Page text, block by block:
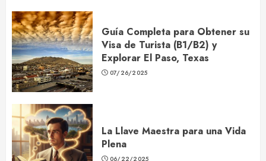
Guía Completa para Obtener su
Visa de Turista (B1/B2) y
Explorar El Paso, Texas
07/26/2025
La Llave Maestra para una Vida
Plena
06/22/2025